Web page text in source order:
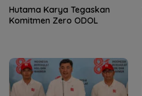
Hutama Karya Tegaskan
Komitmen Zero ODOL